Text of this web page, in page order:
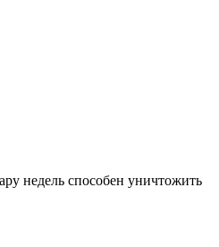
недель способен уничтожить